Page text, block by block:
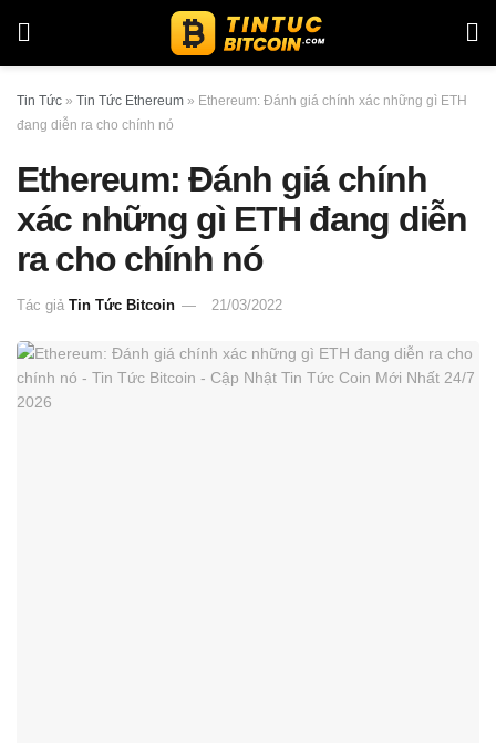
Tin Tức » Tin Tức Ethereum » Ethereum: Đánh giá chính xác những gì ETH
đang diễn ra cho chính nó
Ethereum: Đánh giá chính
xác những gì ETH đang diễn
ra cho chính nó
Tác giả Tin Tức Bitcoin 21/03/2022